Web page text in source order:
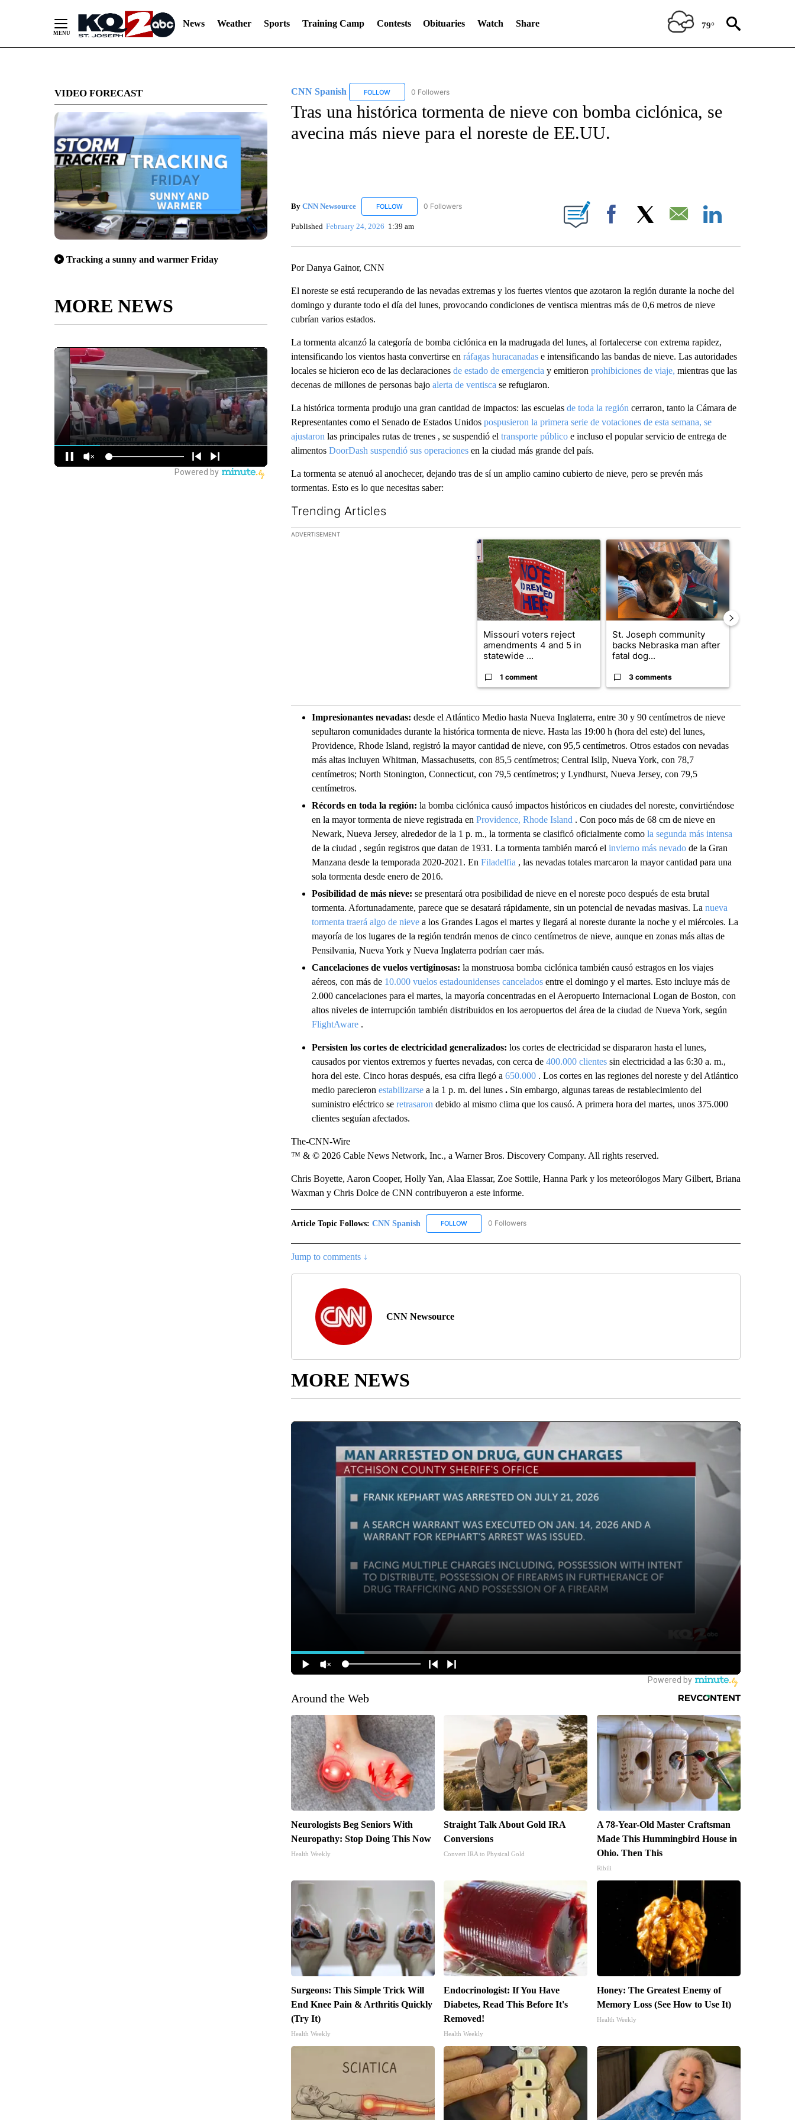
News Weather Sports Training Camp Contests Obituaries Watch Share 79°
VIDEO FORECAST
Tracking a sunny and warmer Friday
MORE NEWS
CNN Spanish FOLLOWFOLLOW "CNN SPANISH" TO RECEIVE NOTIFICATIONS ABOUT NEW PAGES ON "CNN SPANISH".
0 Followers
Tras una histórica tormenta de nieve con bomba ciclónica, se
avecina más nieve para el noreste de EE.UU.
By CNN Newsource FOLLOWFOLLOW "CNN NEWSOURCE" TO RECEIVE NOTIFICATIONS ABOUT NEW PAGES ON "CNN NEWSOURCE".
0 Followers
Published February 24, 2026 1:39 am Facebook Email
Por Danya Gainor, CNN
El noreste se está recuperando de las nevadas extremas y los fuertes vientos que azotaron la región durante la noche del
domingo y durante todo el día del lunes, provocando condiciones de ventisca mientras más de 0,6 metros de nieve
cubrían varios estados.
La tormenta alcanzó la categoría de bomba ciclónica en la madrugada del lunes, al fortalecerse con extrema rapidez,
intensificando los vientos hasta convertirse en ráfagas huracanadase intensificando las bandas de nieve. Las autoridades
locales se hicieron eco de las declaraciones de estado de emergencia y emitieron prohibiciones de viaje, mientras que las
decenas de millones de personas bajo alerta de ventisca se refugiaron.
La histórica tormenta produjo una gran cantidad de impactos: las escuelas de toda la región cerraron, tanto la Cámara de
Representantes como el Senado de Estados Unidos pospusieron la primera serie de votaciones de esta semana, se
ajustaron las principales rutas de trenes , se suspendió el transporte públicoe incluso el popular servicio de entrega de
alimentos DoorDash suspendió sus operacionesen la ciudad más grande del país.
La tormenta se atenuó al anochecer, dejando tras de sí un amplio camino cubierto de nieve, pero se prevén más
tormentas. Esto es lo que necesitas saber:
Trending Articles
The following is a list of the most commented articles in the last 7 days.
ADVERTISEMENT
A trending article titled "Missouri voters reject amendments 4 and 5 in statewide
Missouri voters reject
amendments 4 and 5 in
statewide ...
1 comment
A trending article titled "St. Joseph community
St. Joseph community
backs Nebraska man after
fatal dog...
3 comments
Impresionantes nevadas: desde el Atlántico Medio hasta Nueva Inglaterra, entre 30 y 90 centímetros de nieve
sepultaron comunidades durante la histórica tormenta de nieve. Hasta las 19:00 h (hora del este) del lunes,
Providence, Rhode Island, registró la mayor cantidad de nieve, con 95,5 centímetros. Otros estados con nevadas
más altas incluyen Whitman, Massachusetts, con 85,5 centímetros; Central Islip, Nueva York, con 78,7
centímetros; North Stonington, Connecticut, con 79,5 centímetros; y Lyndhurst, Nueva Jersey, con 79,5
centímetros.
Récords en toda la región: la bomba ciclónica causó impactos históricos en ciudades del noreste, convirtiéndose
en la mayor tormenta de nieve registrada en Providence, Rhode Island . Con poco más de 68 cm de nieve en
Newark, Nueva Jersey, alrededor de la 1 p. m., la tormenta se clasificó oficialmente como la segunda más intensa
de la ciudad , según registros que datan de 1931. La tormenta también marcó el invierno más nevadode la Gran
Manzana desde la temporada 2020-2021. En Filadelfia , las nevadas totales marcaron la mayor cantidad para una
sola tormenta desde enero de 2016.
Posibilidad de más nieve: se presentará otra posibilidad de nieve en el noreste poco después de esta brutal
tormenta. Afortunadamente, parece que se desatará rápidamente, sin un potencial de nevadas masivas. La nueva
tormenta traerá algo de nievea los Grandes Lagos el martes y llegará al noreste durante la noche y el miércoles. La
mayoría de los lugares de la región tendrán menos de cinco centímetros de nieve, aunque en zonas más altas de
Pensilvania, Nueva York y Nueva Inglaterra podrían caer más.
Cancelaciones de vuelos vertiginosas: la monstruosa bomba ciclónica también causó estragos en los viajes
aéreos, con más de 10.000 vuelos estadounidenses canceladosentre el domingo y el martes. Esto incluye más de
2.000 cancelaciones para el martes, la mayoría concentradas en el Aeropuerto Internacional Logan de Boston, con
altos niveles de interrupción también distribuidos en los aeropuertos del área de la ciudad de Nueva York, según
FlightAware.
Persisten los cortes de electricidad generalizados: los cortes de electricidad se dispararon hasta el lunes,
causados ​​por vientos extremos y fuertes nevadas, con cerca de 400.000 clientessin electricidad a las 6:30 a. m.,
hora del este. Cinco horas después, esa cifra llegó a 650.000. Los cortes en las regiones del noreste y del Atlántico
medio parecieron estabilizarsea la 1 p. m. del lunes .Sin embargo, algunas tareas de restablecimiento del
suministro eléctrico se retrasaron debido al mismo clima que los causó. A primera hora del martes, unos 375.000
clientes seguían afectados.
The-CNN-Wire
™ & © 2026 Cable News Network, Inc., a Warner Bros. Discovery Company. All rights reserved.
Chris Boyette, Aaron Cooper, Holly Yan, Alaa Elassar, Zoe Sottile, Hanna Park y los meteorólogos Mary Gilbert, Briana
Waxman y Chris Dolce de CNN contribuyeron a este informe.
Article Topic Follows: CNN Spanish FOLLOWFOLLOW "CNN SPANISH" TO RECEIVE NOTIFICATIONS ABOUT NEW PAGES ON "CNN SPANISH".
0 Followers
Jump to comments ↓
CNN Newsource
MORE NEWS
Around the Web
Neurologists Beg Seniors With
Neuropathy: Stop Doing This Now
Health Weekly
Straight Talk About Gold IRA
Conversions
Convert IRA to Physical Gold
A 78-Year-Old Master Craftsman
Made This Hummingbird House in
Ohio. Then This
Ribili
Surgeons: This Simple Trick Will
End Knee Pain & Arthritis Quickly
(Try It)
Health Weekly
Endocrinologist: If You Have
Diabetes, Read This Before It's
Removed!
Health Weekly
Honey: The Greatest Enemy of
Memory Loss (See How to Use It)
Health Weekly